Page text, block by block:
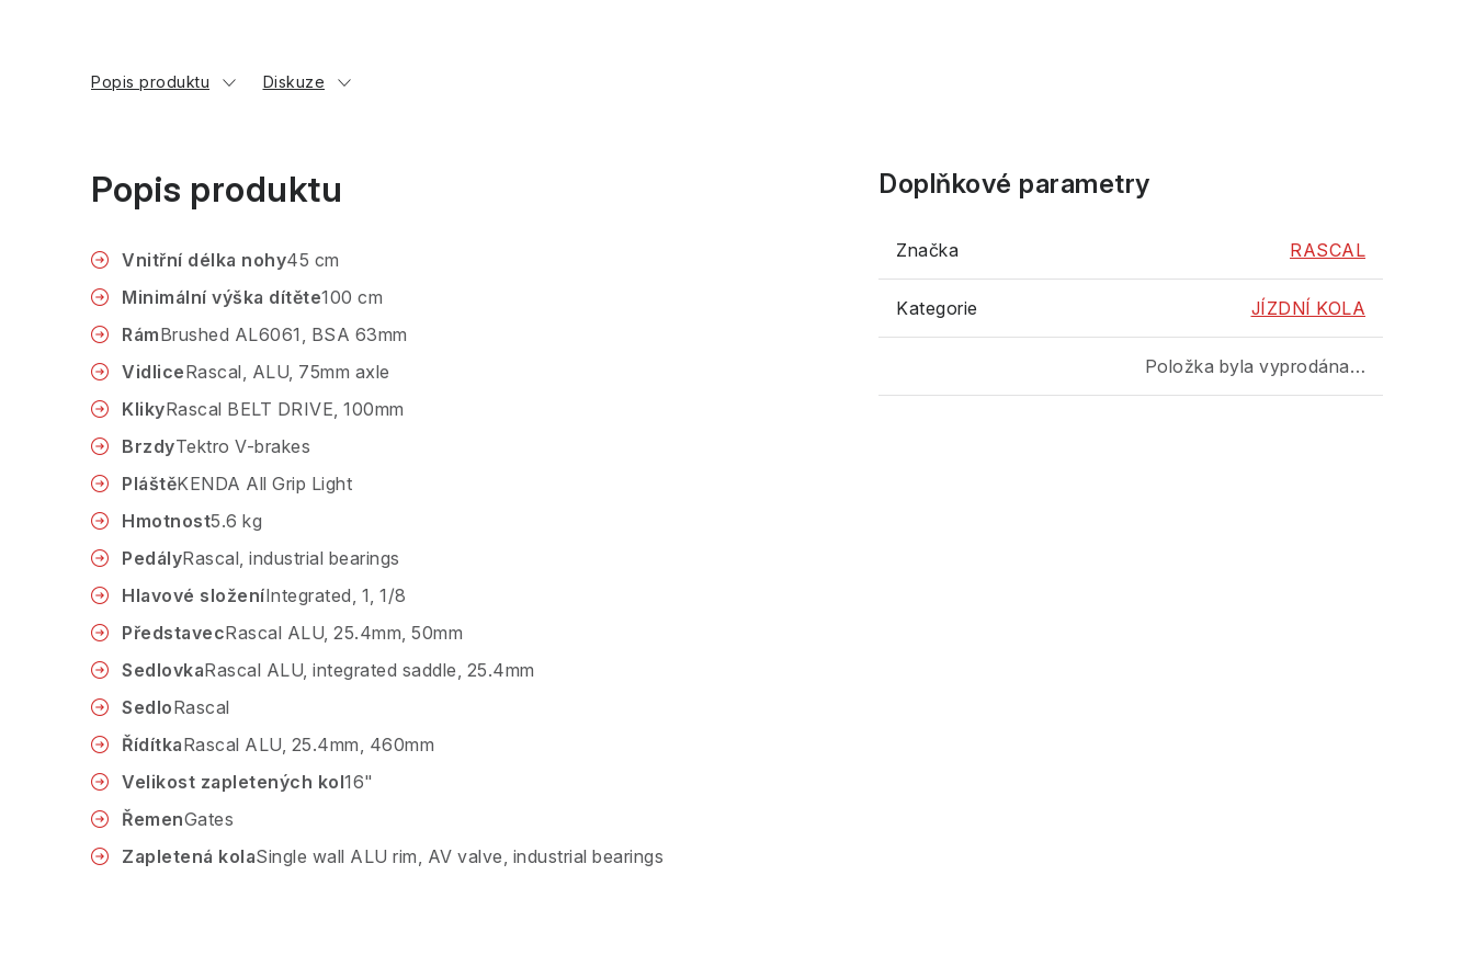
Popis produktu Diskuze
Popis produktu
Vnitřní délka nohy45 cm
Minimální výška dítěte100 cm
RámBrushed AL6061, BSA 63mm
VidliceRascal, ALU, 75mm axle
KlikyRascal BELT DRIVE, 100mm
BrzdyTektro V-brakes
PláštěKENDA All Grip Light
Hmotnost5.6 kg
PedályRascal, industrial bearings
Hlavové složeníIntegrated, 1, 1/8
PředstavecRascal ALU, 25.4mm, 50mm
SedlovkaRascal ALU, integrated saddle, 25.4mm
SedloRascal
ŘídítkaRascal ALU, 25.4mm, 460mm
Velikost zapletených kol16"
ŘemenGates
Zapletená kolaSingle wall ALU rim, AV valve, industrial bearings
Doplňkové parametry
Značka RASCAL
Kategorie JÍZDNÍ KOLA
Položka byla vyprodána…